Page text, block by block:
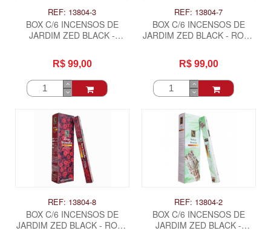
REF: 13804-3
BOX C/6 INCENSOS DE
JARDIM ZED BLACK -
R$ 99,00
REF: 13804-7
BOX C/6 INCENSOS DE
JARDIM ZED BLACK - ROSA
R$ 99,00
REF: 13804-8
BOX C/6 INCENSOS DE
JARDIM ZED BLACK - ROSA
REF: 13804-2
BOX C/6 INCENSOS DE
JARDIM ZED BLACK -